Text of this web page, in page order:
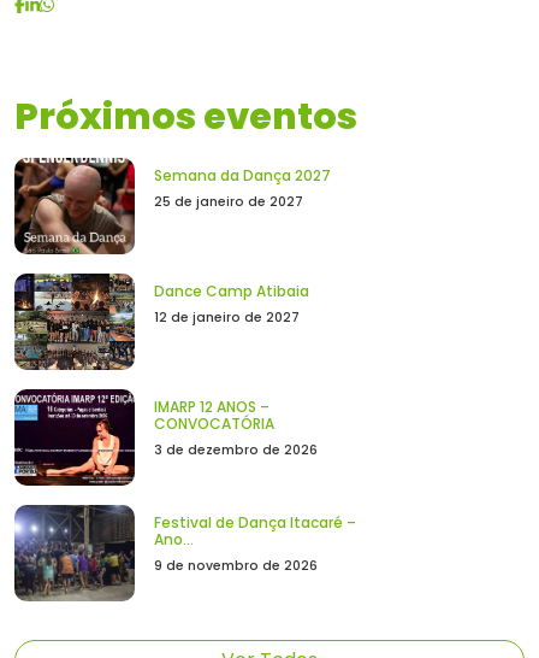
Próximos eventos
Semana da Dança 2027
25 de janeiro de 2027
Dance Camp Atibaia
12 de janeiro de 2027
IMARP 12 ANOS –
CONVOCATÓRIA
3 de dezembro de 2026
Festival de Dança Itacaré –
Ano...
9 de novembro de 2026